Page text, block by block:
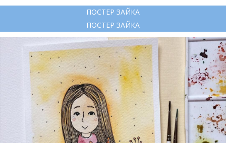
ПОСТЕР ЗАЙКА
ПОСТЕР ЗАЙКА